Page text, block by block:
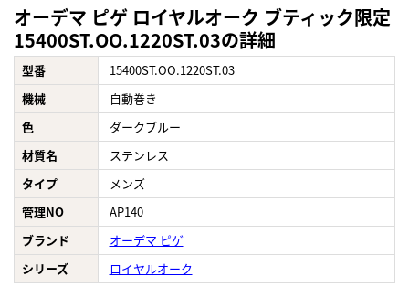
オーデマ ピゲ ロイヤルオーク ブティック限定
15400ST.OO.1220ST.03の詳細
型番
15400ST.OO.1220ST.03
機械
自動巻き
色
ダークブルー
材質名
ステンレス
タイプ
メンズ
管理NO
AP140
ブランド
オーデマ ピゲ
シリーズ
ロイヤルオーク